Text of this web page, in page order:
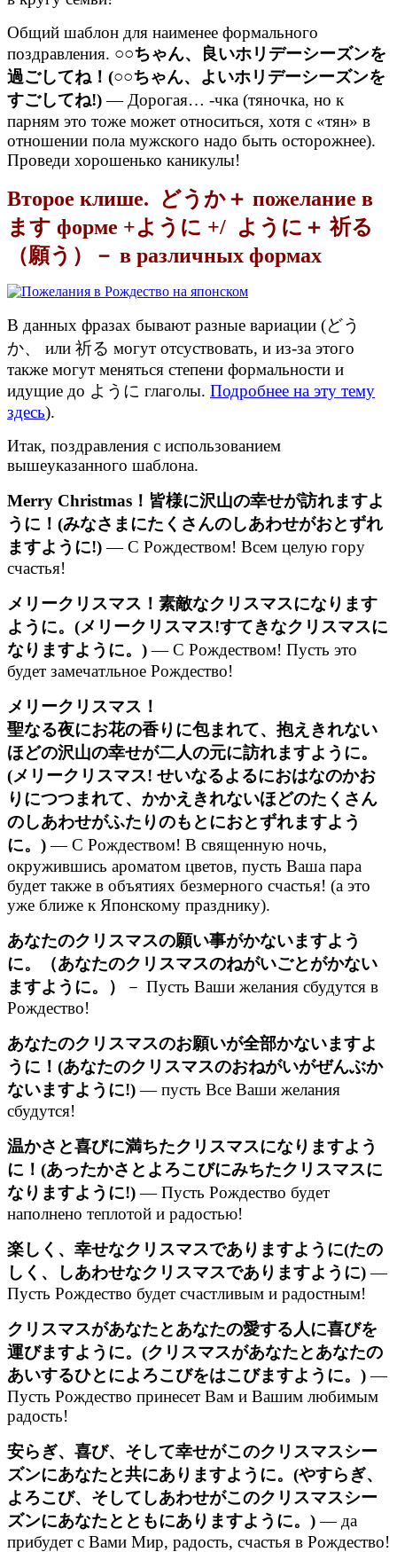
Общий шаблон для наименее формального
поздравления. ○○ちゃん、良いホリデーシーズンを
過ごしてね！(○○ちゃん、よいホリデーシーズンを
すごしてね!)— Дорогая… -чка (тяночка, но к
парням это тоже может относиться, хотя с «тян» в
отношении пола мужского надо быть осторожнее).
Проведи хорошенько каникулы!
Второе клише. どうか＋ пожелание в
ます форме +ように +/ ように＋ 祈る
（願う）－ в различных формах
В данных фразах бывают разные вариации (どう
か、 или 祈る могут отсуствовать, и из-за этого
также могут меняться степени формальности и
идущие до ように глаголы. Подробнее на эту тему
здесь).
Итак, поздравления с использованием
вышеуказанного шаблона.
Merry Christmas！皆様に沢山の幸せが訪れますよ
うに！(みなさまにたくさんのしあわせがおとずれ
ますように!)— С Рождеством! Всем целую гору
счастья!
メリークリスマス！素敵なクリスマスになります
ように。(メリークリスマス!すてきなクリスマスに
なりますように。)— С Рождеством! Пусть это
будет замечатльное Рождество!
メリークリスマス！
聖なる夜にお花の香りに包まれて、抱えきれない
ほどの沢山の幸せが二人の元に訪れますように。
(メリークリスマス! せいなるよるにおはなのかお
りにつつまれて、かかえきれないほどのたくさん
のしあわせがふたりのもとにおとずれますよう
に。)— С Рождеством! В священную ночь,
окружившись ароматом цветов, пусть Ваша пара
будет также в объятиях безмерного счастья! (а это
уже ближе к Японскому празднику).
あなたのクリスマスの願い事がかないますよう
に。（あなたのクリスマスのねがいごとがかない
ますように。）
－ Пусть Ваши желания сбудутся в
Рождество!
あなたのクリスマスのお願いが全部かないますよ
うに！(あなたのクリスマスのおねがいがぜんぶか
ないますように!)— пусть Все Ваши желания
сбудутся!
温かさと喜びに満ちたクリスマスになりますよう
に！(あったかさとよろこびにみちたクリスマスに
なりますように!)— Пусть Рождество будет
наполнено теплотой и радостью!
楽しく、幸せなクリスマスでありますように(たの
しく、しあわせなクリスマスでありますように)—
Пусть Рождество будет счастливым и радостным!
クリスマスがあなたとあなたの愛する人に喜びを
運びますように。(クリスマスがあなたとあなたの
あいするひとによろこびをはこびますように。)—
Пусть Рождество принесет Вам и Вашим любимым
радость!
安らぎ、喜び、そして幸せがこのクリスマスシー
ズンにあなたと共にありますように。(やすらぎ、
よろこび、そしてしあわせがこのクリスマスシー
ズンにあなたとともにありますように。)— да
прибудет с Вами Мир, радость, счастья в Рождество!